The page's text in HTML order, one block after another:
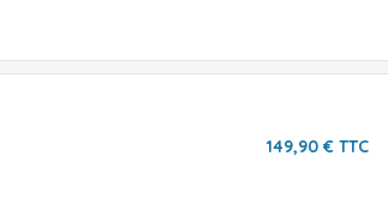
149,90 € TTC